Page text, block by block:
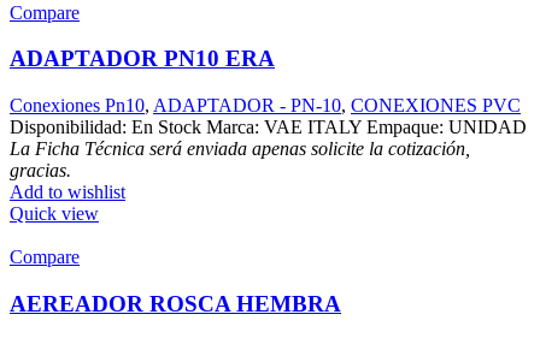
Compare
ADAPTADOR PN10 ERA
Conexiones Pn10, ADAPTADOR - PN-10, CONEXIONES PVC
Disponibilidad: En Stock Marca: VAE ITALY Empaque: UNIDAD
La Ficha Técnica será enviada apenas solicite la cotización,
gracias.
Add to wishlist
Quick view
Compare
AEREADOR ROSCA HEMBRA